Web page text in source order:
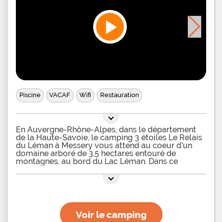
Piscine VACAF Wifi Restauration
En Auvergne-Rhône-Alpes, dans le département
de la Haute-Savoie, le camping 3 étoiles Le Relais
du Léman à Messery vous attend au coeur d'un
domaine arboré de 3,5 hectares entouré de
montagnes, au bord du Lac Léman. Dans ce
dans une ambiance savoyarde au sein de chalets -
dont l'un est adapté aux personnes à mobilité
4 et 7 personnes maximum, équipés pour votre
plus grand confort, comprenant notamment
télévision, terrasse couverte aménagée et
Voir le camping